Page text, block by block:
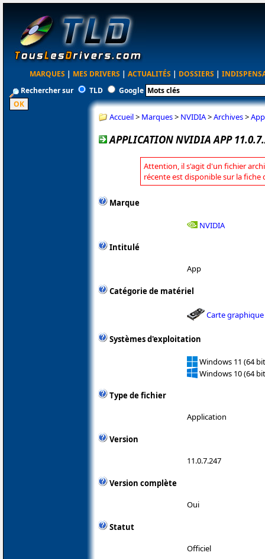
MARQUES | MES DRIVERS | ACTUALITÉS | DOSSIERS |
Rechercher sur
TLD Google
Accueil> Marques> NVIDIA>Archives>
APPLICATION NVIDIA APP
Attention, il s'agit d'un fichier
récente est disponible sur la fiche
Marque
NVIDIA
Intitulé
App
Catégorie de matériel
Carte graphique
Systèmes d'exploitation
Windows 11 (64
Windows 10 (64
Type de fichier
Application
Version
11.0.7.247
Version complète
Oui
Statut
Officiel